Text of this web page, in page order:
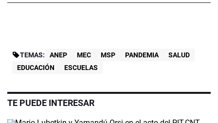
TEMAS: ANEP MEC MSP PANDEMIA
SALUD
EDUCACIÓN
ESCUELAS
TE PUEDE INTERESAR